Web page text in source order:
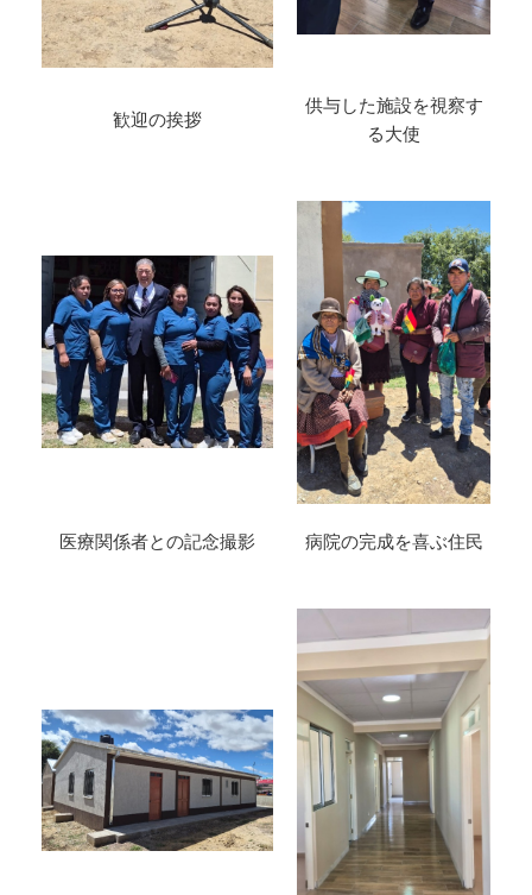
歓迎の挨拶
供与した施設を視察す
る大使
医療関係者との記念撮影 病院の完成を喜ぶ住民